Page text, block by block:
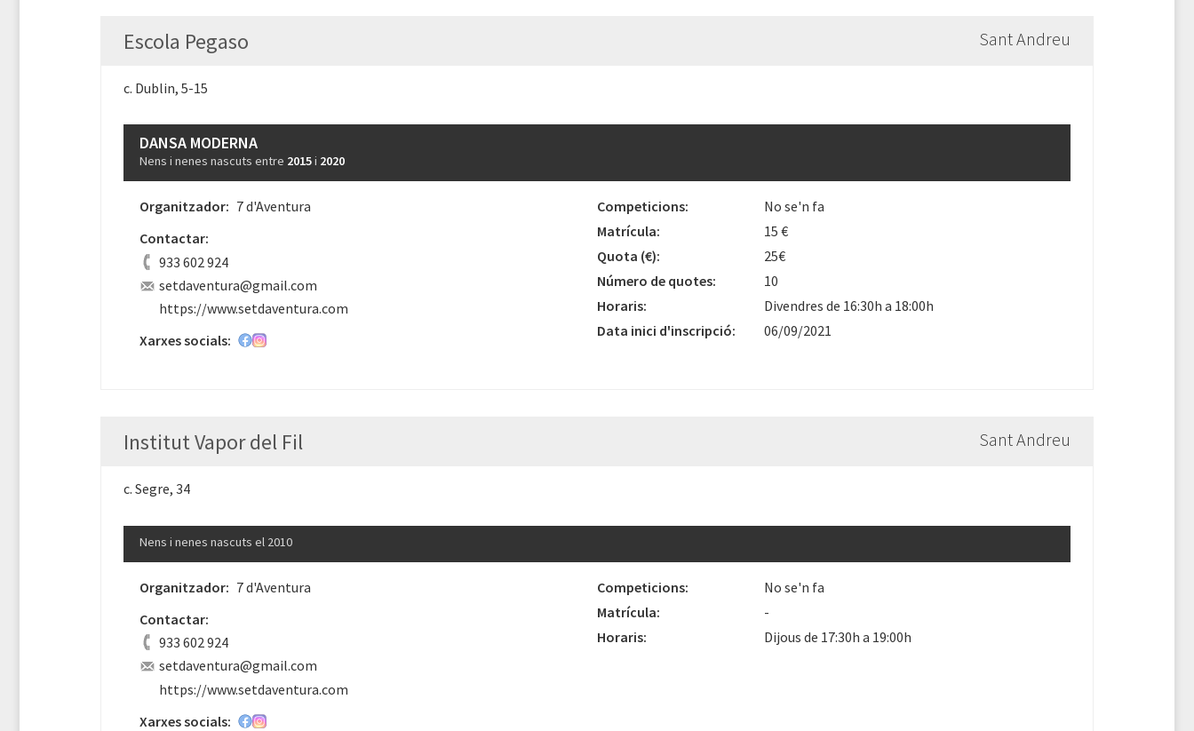
Escola Pegaso Sant Andreu
c. Dublin, 5-15
DANSA MODERNA
Nens i nenes nascuts entre 2015i 2020
Organitzador: 7 d'Aventura
Contactar:
933 602 924
setdaventura@gmail.com
https://www.setdaventura.com
Xarxes socials:
Competicions:
No se'n fa
Matrícula:
15 €
Quota (€):
25€
Número de quotes:
10
Horaris:
Divendres de 16:30h a 18:00h
Data inici d'inscripció:
06/09/2021
Institut Vapor del Fil Sant Andreu
c. Segre, 34
Nens i nenes nascuts el 2010
Organitzador: 7 d'Aventura
Contactar:
933 602 924
setdaventura@gmail.com
https://www.setdaventura.com
Xarxes socials:
Competicions:
No se'n fa
Matrícula:
-
Horaris:
Dijous de 17:30h a 19:00h